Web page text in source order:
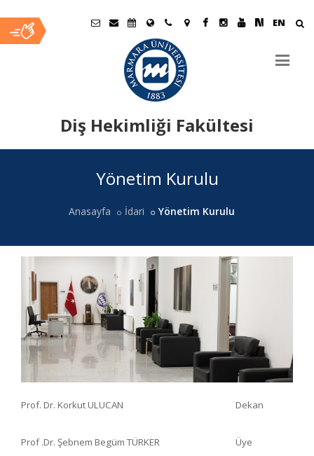
EN
Diş Hekimliği Fakültesi
Yönetim Kurulu
Anasayfa İdari Yönetim Kurulu
Prof. Dr. Korkut ULUCAN Dekan
Prof .Dr. Şebnem Begüm TÜRKER Üye